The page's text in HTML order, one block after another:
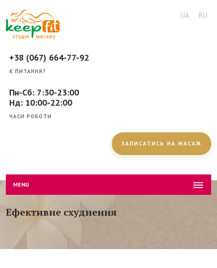
+38 (067) 664-77-92
Є ПИТАННЯ?
Пн-Сб: 7:30-23:00
Нд: 10:00-22:00
ЧАСИ РОБОТИ
ЗАПИСАТИСЬ НА МАСАЖ
MENU
Ефективне схуднення
UA RU